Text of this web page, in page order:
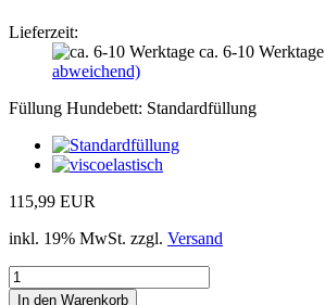
Lieferzeit:
ca. 6-10 Werktage
abweichend)
Füllung Hundebett: Standardfüllung
115,99 EUR
inkl. 19% MwSt. zzgl. Versand